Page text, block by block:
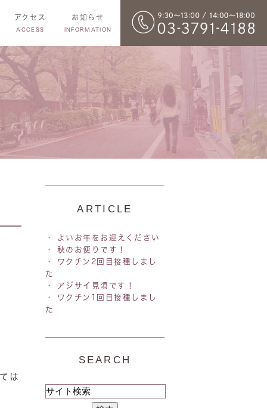
アクセス
ACCESS
お知らせ
INFORMATION
は
ARTICLE
よいお年をお迎えください
秋のお便りです！
ワクチン2回目接種しまし
た
アジサイ見頃です！
ワクチン1回目接種しまし
た
SEARCH